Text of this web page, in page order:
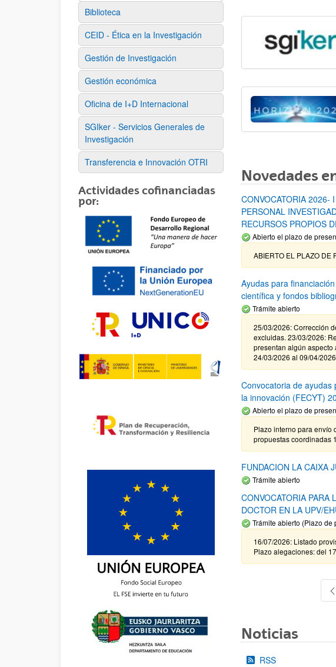
Biblioteca
CEID - Ética en la Investigación
Gestión de Investigación
Gestión económica
Oficina de I+D Internacional
SGIker - Servicios Generales de
Investigación
Transferencia e Innovación OTRI
Actividades cofinanciadas
por:
Novedades
CONVOCATORIA 2026-
PERSONAL
RECURSOS PROPIOS
Abierto el plazo de
ABIERTO EL PLAZO DE
Ayudas para
científica y fondos
Trámite abierto
25/03/2026: Corrección
excluidas. 23/03/2026:
presentan algún aspecto
24/03/2026 al 09/04/
Convocatoria de
la innovación (FECYT)
Abierto el plazo de
Plazo interno para envío
propuestas coordinadas
FUNDACION LA CAIXA
Trámite abierto
CONVOCATORIA PARA
DOCTOR EN LA UPV/
Trámite abierto (Plazo
16/07/2026: Listado
Plazo alegaciones: del
Noticias
RSS